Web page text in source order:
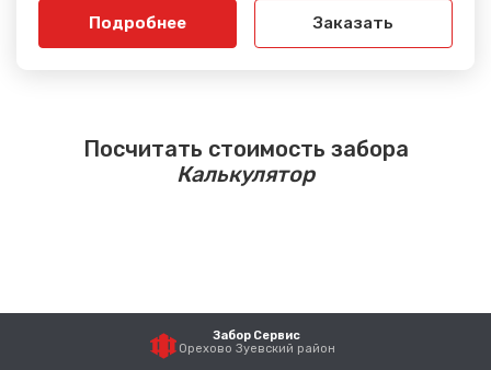
Подробнее Заказать
Посчитать стоимость забора
Калькулятор
Забор Сервис
Орехово Зуевский район